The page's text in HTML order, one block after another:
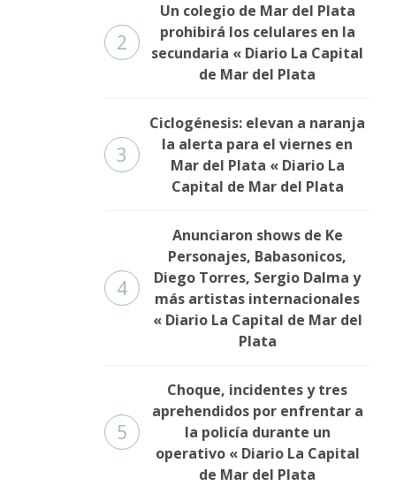
2
Un colegio de Mar del Plata
prohibirá los celulares en la
secundaria « Diario La Capital
de Mar del Plata
3
Ciclogénesis: elevan a naranja
la alerta para el viernes en
Mar del Plata « Diario La
Capital de Mar del Plata
4
Anunciaron shows de Ke
Personajes, Babasonicos,
Diego Torres, Sergio Dalma y
más artistas internacionales
« Diario La Capital de Mar del
Plata
5
Choque, incidentes y tres
aprehendidos por enfrentar a
la policía durante un
operativo « Diario La Capital
de Mar del Plata